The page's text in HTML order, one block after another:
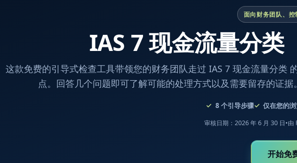
面向财务团队、
IAS 7 现金流量分类
这款免费的引导式检查工具带领您的财务团队走过 IAS 7 现金流量分类
点。回答几个问题即可了解可能的处理方式以及需要留存的证据。
8 个引导步骤 仅在您的
审核日期：2026 年 6 月 30 日•由
开始免